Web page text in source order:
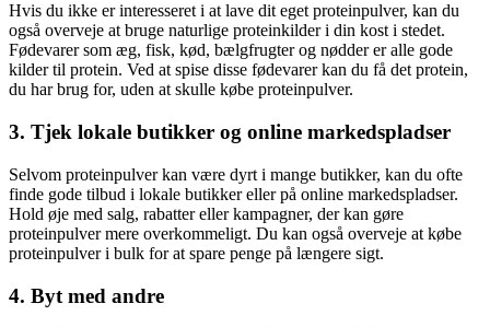
Hvis du ikke er interesseret i at lave dit eget proteinpulver, kan du
også overveje at bruge naturlige proteinkilder i din kost i stedet.
Fødevarer som æg, fisk, kød, bælgfrugter og nødder er alle gode
kilder til protein. Ved at spise disse fødevarer kan du få det protein,
du har brug for, uden at skulle købe proteinpulver.
3. Tjek lokale butikker og online markedspladser
Selvom proteinpulver kan være dyrt i mange butikker, kan du ofte
finde gode tilbud i lokale butikker eller på online markedspladser.
Hold øje med salg, rabatter eller kampagner, der kan gøre
proteinpulver mere overkommeligt. Du kan også overveje at købe
proteinpulver i bulk for at spare penge på længere sigt.
4. Byt med andre